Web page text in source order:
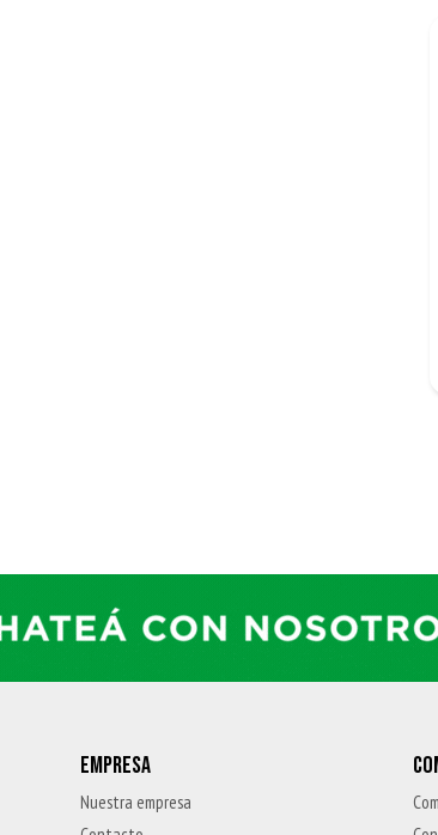
EMPRESA
Nuestra empresa